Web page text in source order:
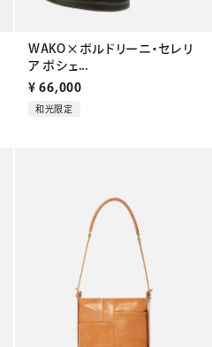
WAKO×ボルドリーニ・セレリ
ア ポシェ...
¥ 66,000
和光限定